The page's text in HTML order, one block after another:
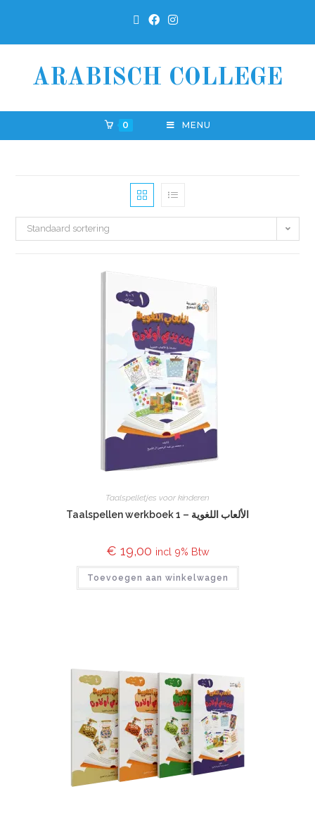
ARABISCH COLLEGE
0 MENU
Standaard sortering
Taalspelletjes voor kinderen
Taalspellen werkboek 1 – الألعاب اللغوية
€ 19,00 incl 9% Btw
Toevoegen aan winkelwagen